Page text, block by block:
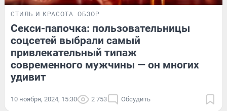
СТИЛЬ И КРАСОТА ОБЗОР
Секси-папочка: пользовательницы
соцсетей выбрали самый
привлекательный типаж
современного мужчины — он многих
удивит
10 ноября, 2024, 15:30 2 753 Обсудить